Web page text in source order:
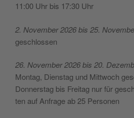
11:00 Uhr bis 17:30 Uhr
2. Novem­ber 2026 bis 25.
geschlossen
26. Novem­ber 2026 bis 20.
Mon­tag, Diens­tag und Mitt­woch
Don­ners­tag bis Frei­tag nur für
ten auf Anfra­ge ab 25 Personen